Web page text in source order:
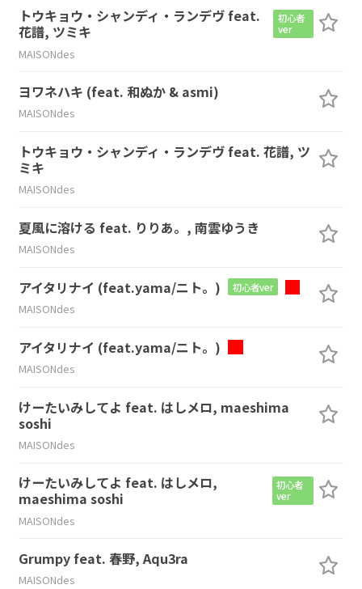
トウキョウ・シャンディ・ランデヴ feat.
花譜, ツミキ
初心者
ver
MAISONdes
ヨワネハキ (feat. 和ぬか & asmi)
MAISONdes
トウキョウ・シャンディ・ランデヴ feat. 花譜, ツ
ミキ
MAISONdes
夏風に溶ける feat. りりあ。, 南雲ゆうき
MAISONdes
アイタリナイ (feat.yama/ニト。) 初心者ver
MAISONdes
アイタリナイ (feat.yama/ニト。)
MAISONdes
けーたいみしてよ feat. はしメロ, maeshima
soshi
MAISONdes
けーたいみしてよ feat. はしメロ,
maeshima soshi
初心者
ver
MAISONdes
Grumpy feat. 春野, Aqu3ra
MAISONdes